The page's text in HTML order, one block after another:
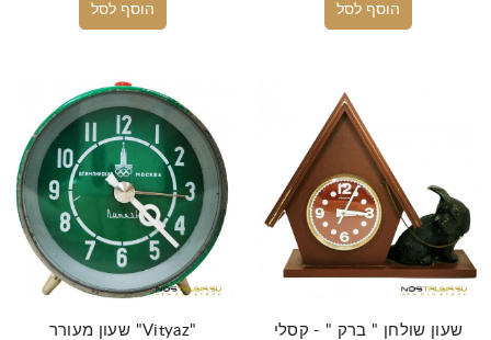
הוסף לסל הוסף לסל
שעון מעורר "Vityaz"
שעון שולחן " ברק " - קסלי